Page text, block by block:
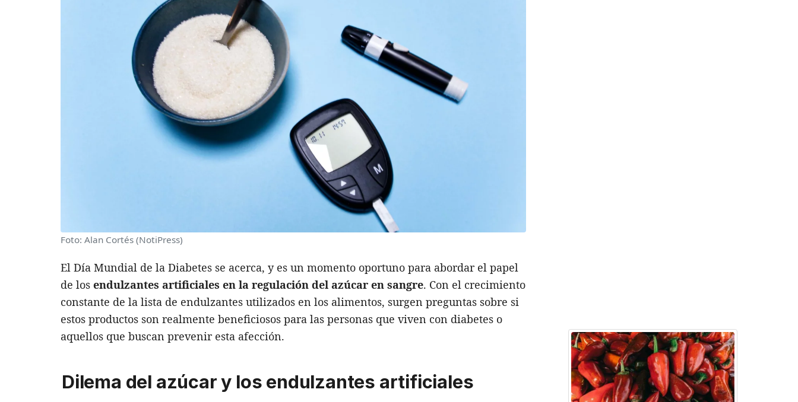
Foto: Alan Cortés (NotiPress)
El Día Mundial de la Diabetes se acerca, y es un momento oportuno para abordar el papel
de los endulzantes artificiales en la regulación del azúcar en sangre. Con el crecimiento
constante de la lista de endulzantes utilizados en los alimentos, surgen preguntas sobre si
estos productos son realmente beneficiosos para las personas que viven con diabetes o
aquellos que buscan prevenir esta afección.
Dilema del azúcar y los endulzantes artificiales